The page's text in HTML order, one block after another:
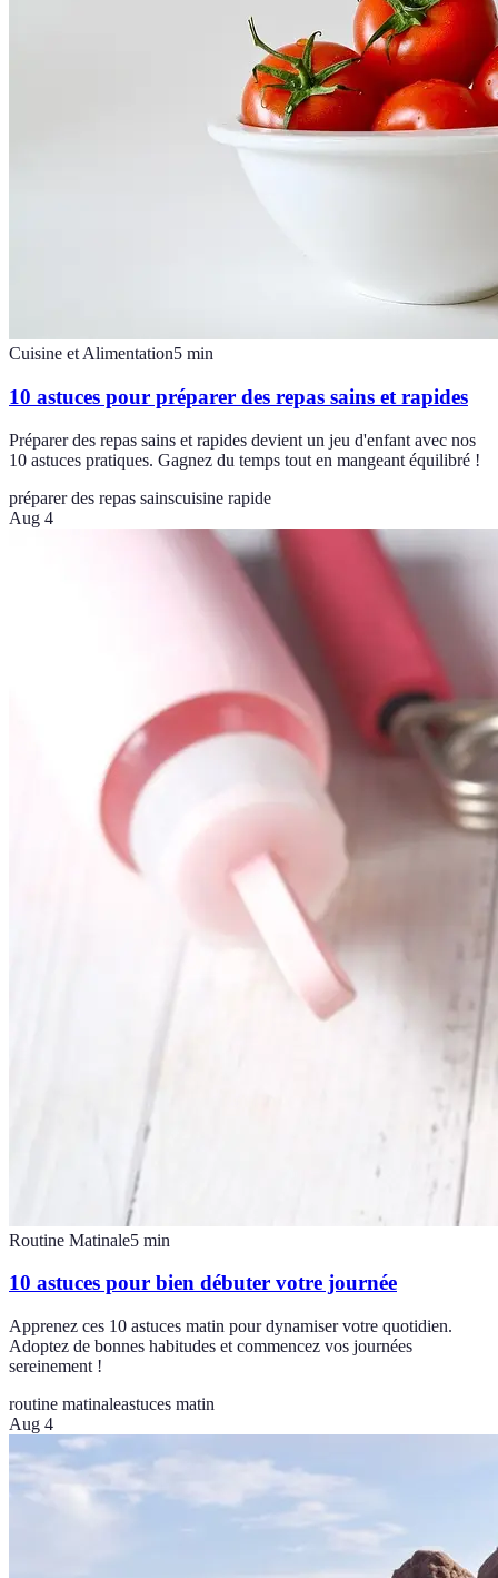
Cuisine et Alimentation5 min
10 astuces pour préparer des repas sains et rapides
Préparer des repas sains et rapides devient un jeu d'enfant avec nos
10 astuces pratiques. Gagnez du temps tout en mangeant équilibré !
préparer des repas sainscuisine rapide
Aug 4
Routine Matinale5 min
10 astuces pour bien débuter votre journée
Apprenez ces 10 astuces matin pour dynamiser votre quotidien.
Adoptez de bonnes habitudes et commencez vos journées
sereinement !
routine matinaleastuces matin
Aug 4